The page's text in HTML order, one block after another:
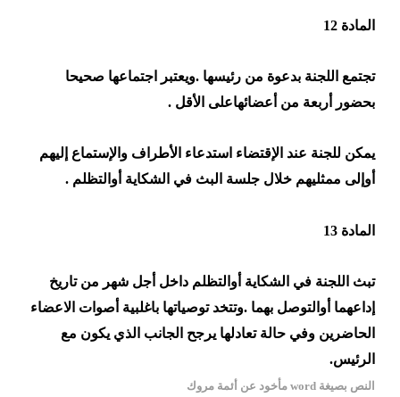
المادة 12
تجتمع اللجنة بدعوة من رئيسها .ويعتبر اجتماعها صحيحا
بحضور أربعة من أعضائهاعلى الأقل .
يمكن للجنة عند الإقتضاء استدعاء الأطراف والإستماع إليهم
أوإلى ممثليهم خلال جلسة البث في الشكاية أوالتظلم .
المادة 13
تبث اللجنة في الشكاية أوالتظلم داخل أجل شهر من تاريخ
إداعهما أوالتوصل بهما .وتتخد توصياتها باغلبية أصوات الاعضاء
الحاضرين وفي حالة تعادلها يرجح الجانب الذي يكون مع
الرئيس.
النص بصيغة word مأخود عن أئمة مروك